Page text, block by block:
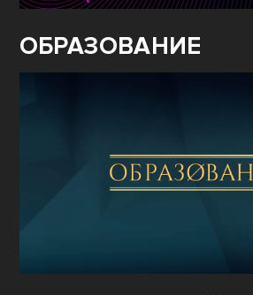
ОБРАЗОВАНИЕ